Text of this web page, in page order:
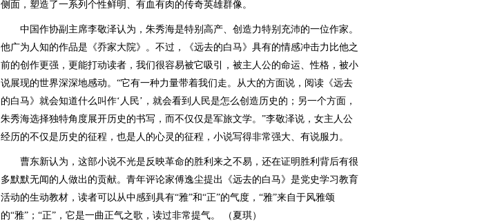
侧面，塑造了一系列个性鲜明、有血有肉的传奇英雄群像。
中国作协副主席李敬泽认为，朱秀海是特别高产、创造力特别充沛的一位作家。
他广为人知的作品是《乔家大院》。不过，《远去的白马》具有的情感冲击力比他之
前的创作更强，更能打动读者，我们很容易被它吸引，被主人公的命运、性格，被小
说展现的世界深深地感动。“它有一种力量带着我们走。从大的方面说，阅读《远去
的白马》就会知道什么叫作‘人民’，就会看到人民是怎么创造历史的；另一个方面，
朱秀海选择独特角度展开历史的书写，而不仅仅是军旅文学。”李敬泽说，女主人公
经历的不仅是历史的征程，也是人的心灵的征程，小说写得非常强大、有说服力。
曹东新认为，这部小说不光是反映革命的胜利来之不易，还在证明胜利背后有很
多默默无闻的人做出的贡献。青年评论家傅逸尘提出《远去的白马》是党史学习教育
活动的生动教材，读者可以从中感到具有“雅”和“正”的气度，“雅”来自于风雅颂
的“雅”；“正”，它是一曲正气之歌，读过非常提气。 （夏琪）